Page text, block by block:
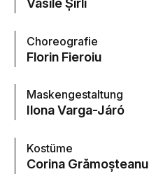
Choreografie
Florin Fieroiu
Maskengestaltung
Ilona Varga-Járó
Kostüme
Corina Grămoșteanu